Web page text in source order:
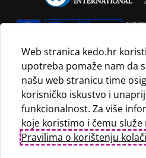
Web stranica kedo.hr
upotreba pomaže nam da
našu web stranicu time
korisničko iskustvo i
funkcionalnost. Za više
koje koristimo i čemu
Pravilima o korištenju
Navedene maloprodajne cijene
proizvoda putem Internet trgovine i
maloprodajnih cijena u